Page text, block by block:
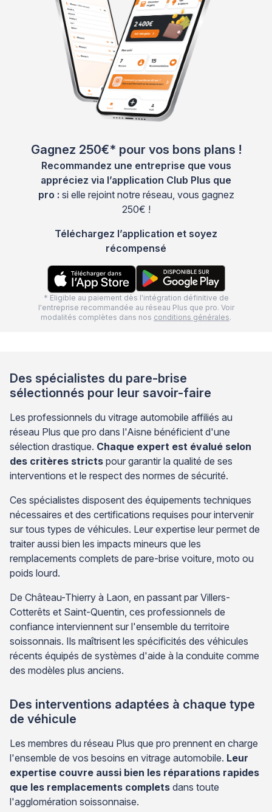
Gagnez 250€* pour vos bons plans !
Recommandez une entreprise que vous
appréciez via l’application Club Plus que
pro : si elle rejoint notre réseau, vous gagnez
250€ !
Téléchargez l’application et soyez
récompensé
* Eligible au paiement dès l'intégration définitive de
l'entreprise recommandée au réseau Plus que pro. Voir
modalités complètes dans nos conditions générales.
Des spécialistes du pare-brise
sélectionnés pour leur savoir-faire
Les professionnels du vitrage automobile affiliés au
réseau Plus que pro dans l'Aisne bénéficient d'une
sélection drastique. Chaque expert est évalué selon
des critères stricts pour garantir la qualité de ses
interventions et le respect des normes de sécurité.
Ces spécialistes disposent des équipements techniques
nécessaires et des certifications requises pour intervenir
sur tous types de véhicules. Leur expertise leur permet de
traiter aussi bien les impacts mineurs que les
remplacements complets de pare-brise voiture, moto ou
poids lourd.
De Château-Thierry à Laon, en passant par Villers-
Cotterêts et Saint-Quentin, ces professionnels de
confiance interviennent sur l'ensemble du territoire
soissonnais. Ils maîtrisent les spécificités des véhicules
récents équipés de systèmes d'aide à la conduite comme
des modèles plus anciens.
Des interventions adaptées à chaque type
de véhicule
Les membres du réseau Plus que pro prennent en charge
l'ensemble de vos besoins en vitrage automobile. Leur
expertise couvre aussi bien les réparations rapides
que les remplacements complets dans toute
l'agglomération soissonnaise.